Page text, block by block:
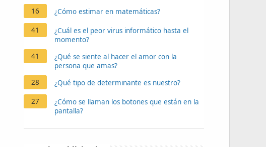
16 ¿Cómo estimar en matemáticas?
41
¿Cuál es el peor virus informático hasta el
momento?
41
¿Qué se siente al hacer el amor con la
persona que amas?
28
¿Qué tipo de determinante es nuestro?
27
¿Cómo se llaman los botones que están en la
pantalla?